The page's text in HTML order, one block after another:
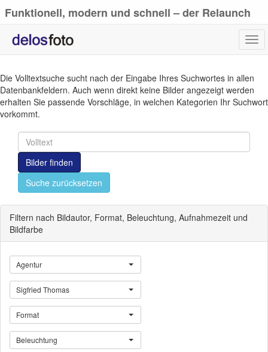
Funktionell, modern und schnell – der Relaunch
Die Volltextsuche sucht nach der Eingabe Ihres Suchwortes in allen
Datenbankfeldern. Auch wenn direkt keine Bilder angezeigt werden
erhalten Sie passende Vorschläge, in welchen Kategorien Ihr Suchwort
vorkommt.
Bilder finden
Suche zurücksetzen
Filtern nach Bildautor, Format, Beleuchtung, Aufnahmezeit und
Bildfarbe
Agentur
Sigfried Thomas
Format
Beleuchtung